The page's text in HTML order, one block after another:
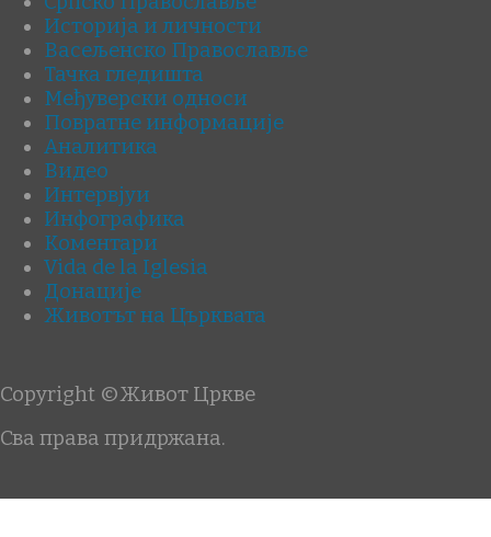
Историја и личности
Васељенско Православље
Тачка гледишта
Међуверски односи
Повратне информације
Аналитика
Видео
Интервјуи
Инфографика
Коментари
Vida de la Iglesia
Донације
Животът на Църквата
Copyright ©Живот Цркве
Сва права придржана.